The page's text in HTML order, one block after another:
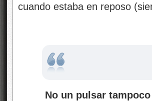
cuando estaba en reposo
No un pulsar